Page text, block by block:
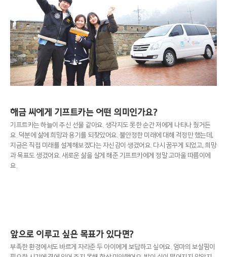
해금 씨에게 기프트카는 어떤 의미인가요?
기프트카는 하늘이 주신 선물 같아요. 생각지도 못한 순간 저에게 나타나 줬거든
요. 덕분에 삶에 희망과 용기를 되찾았어요. 불안정한 미래에 대해 걱정만 했는데,
지금은 직접 미래를 설계해보겠다는 자신감이 생겼어요. 다시 꿈꾸게 되었고, 희망
과 목표도 생겼어요. 새로운 삶을 살게 해준 기프트카에게 정말 고마울 따름이에
요.
앞으로 이루고 싶은 목표가 있다면?
부족한 환경에서도 바르게 자라준 두 아이에게 보답하고 싶어요. 엄마의 보살핌이